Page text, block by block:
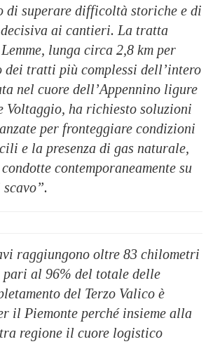
di superare difficoltà storiche e di
ai cantieri. La tratta
lunga circa 2,8 km per
dei tratti più complessi dell’intero
nel cuore dell’Appennino ligure
Voltaggio, ha richiesto soluzioni
per fronteggiare condizioni
e la presenza di gas naturale,
contemporaneamente su
raggiungono oltre 83 chilometri
pari al 96% del totale delle
del Terzo Valico è
il Piemonte perché insieme alla
regione il cuore logistico